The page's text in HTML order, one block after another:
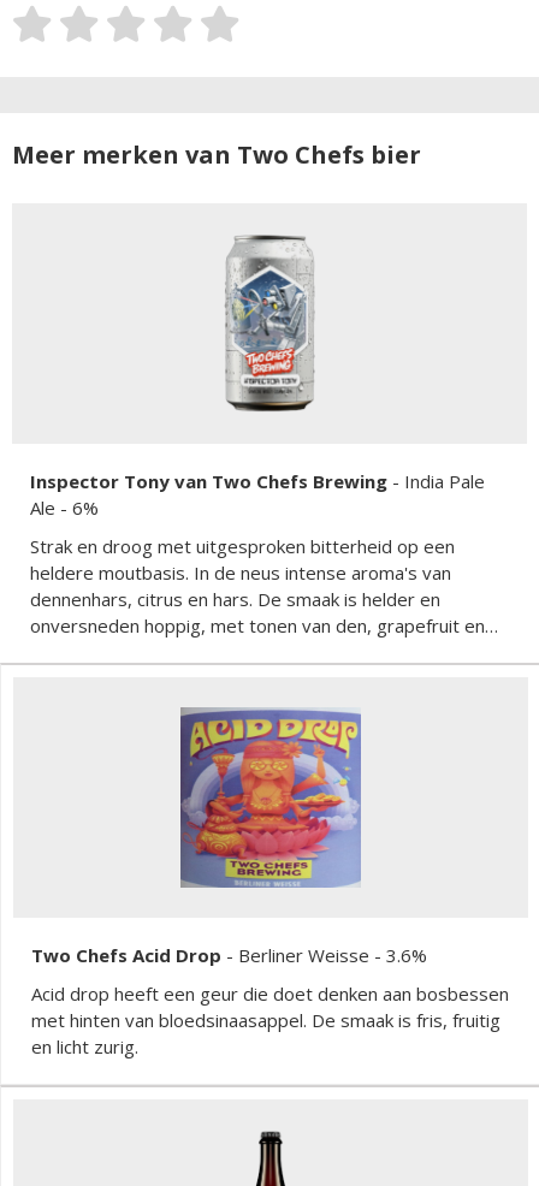
Meer merken van Two Chefs bier
Inspector Tony van Two Chefs Brewing - India Pale
Ale - 6%
Strak en droog met uitgesproken bitterheid op een
heldere moutbasis. In de neus intense aroma's van
dennenhars, citrus en hars. De smaak is helder en
onversneden hoppig, met tonen van den, grapefruit en
moutlichaam dat de hop alle ruimte geeft.
Two Chefs Acid Drop - Berliner Weisse - 3.6%
Acid drop heeft een geur die doet denken aan bosbessen
met hinten van bloedsinaasappel. De smaak is fris, fruitig
en licht zurig.